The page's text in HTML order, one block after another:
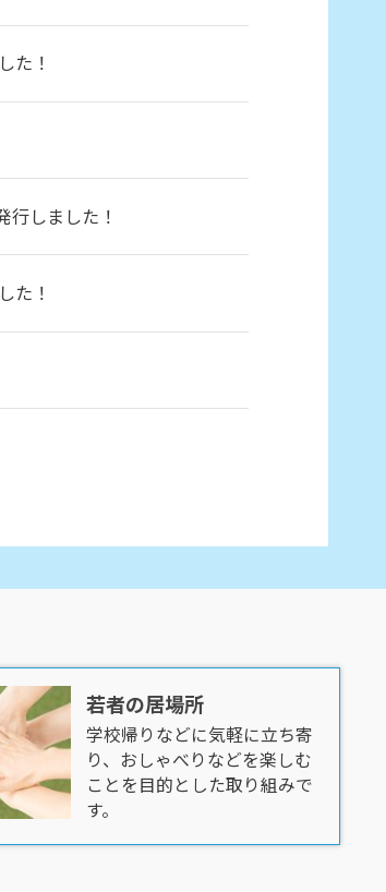
た！
行しました！
た！
若者の居場所
学校帰りなどに気軽に立ち寄
り、おしゃべりなどを楽しむ
ことを目的とした取り組みで
す。